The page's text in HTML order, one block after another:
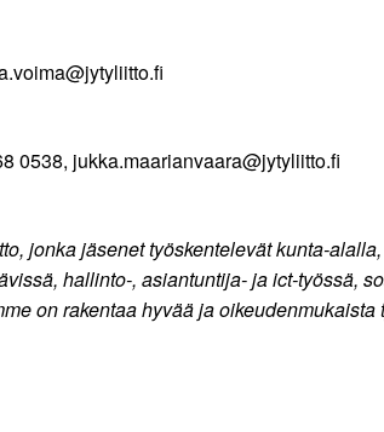
0538, jukka.maarianvaara@jytyliitto.fi
jonka jäsenet työskentelevät kunta-
hallinto-, asiantuntija- ja ict-työssä,
on rakentaa hyvää ja